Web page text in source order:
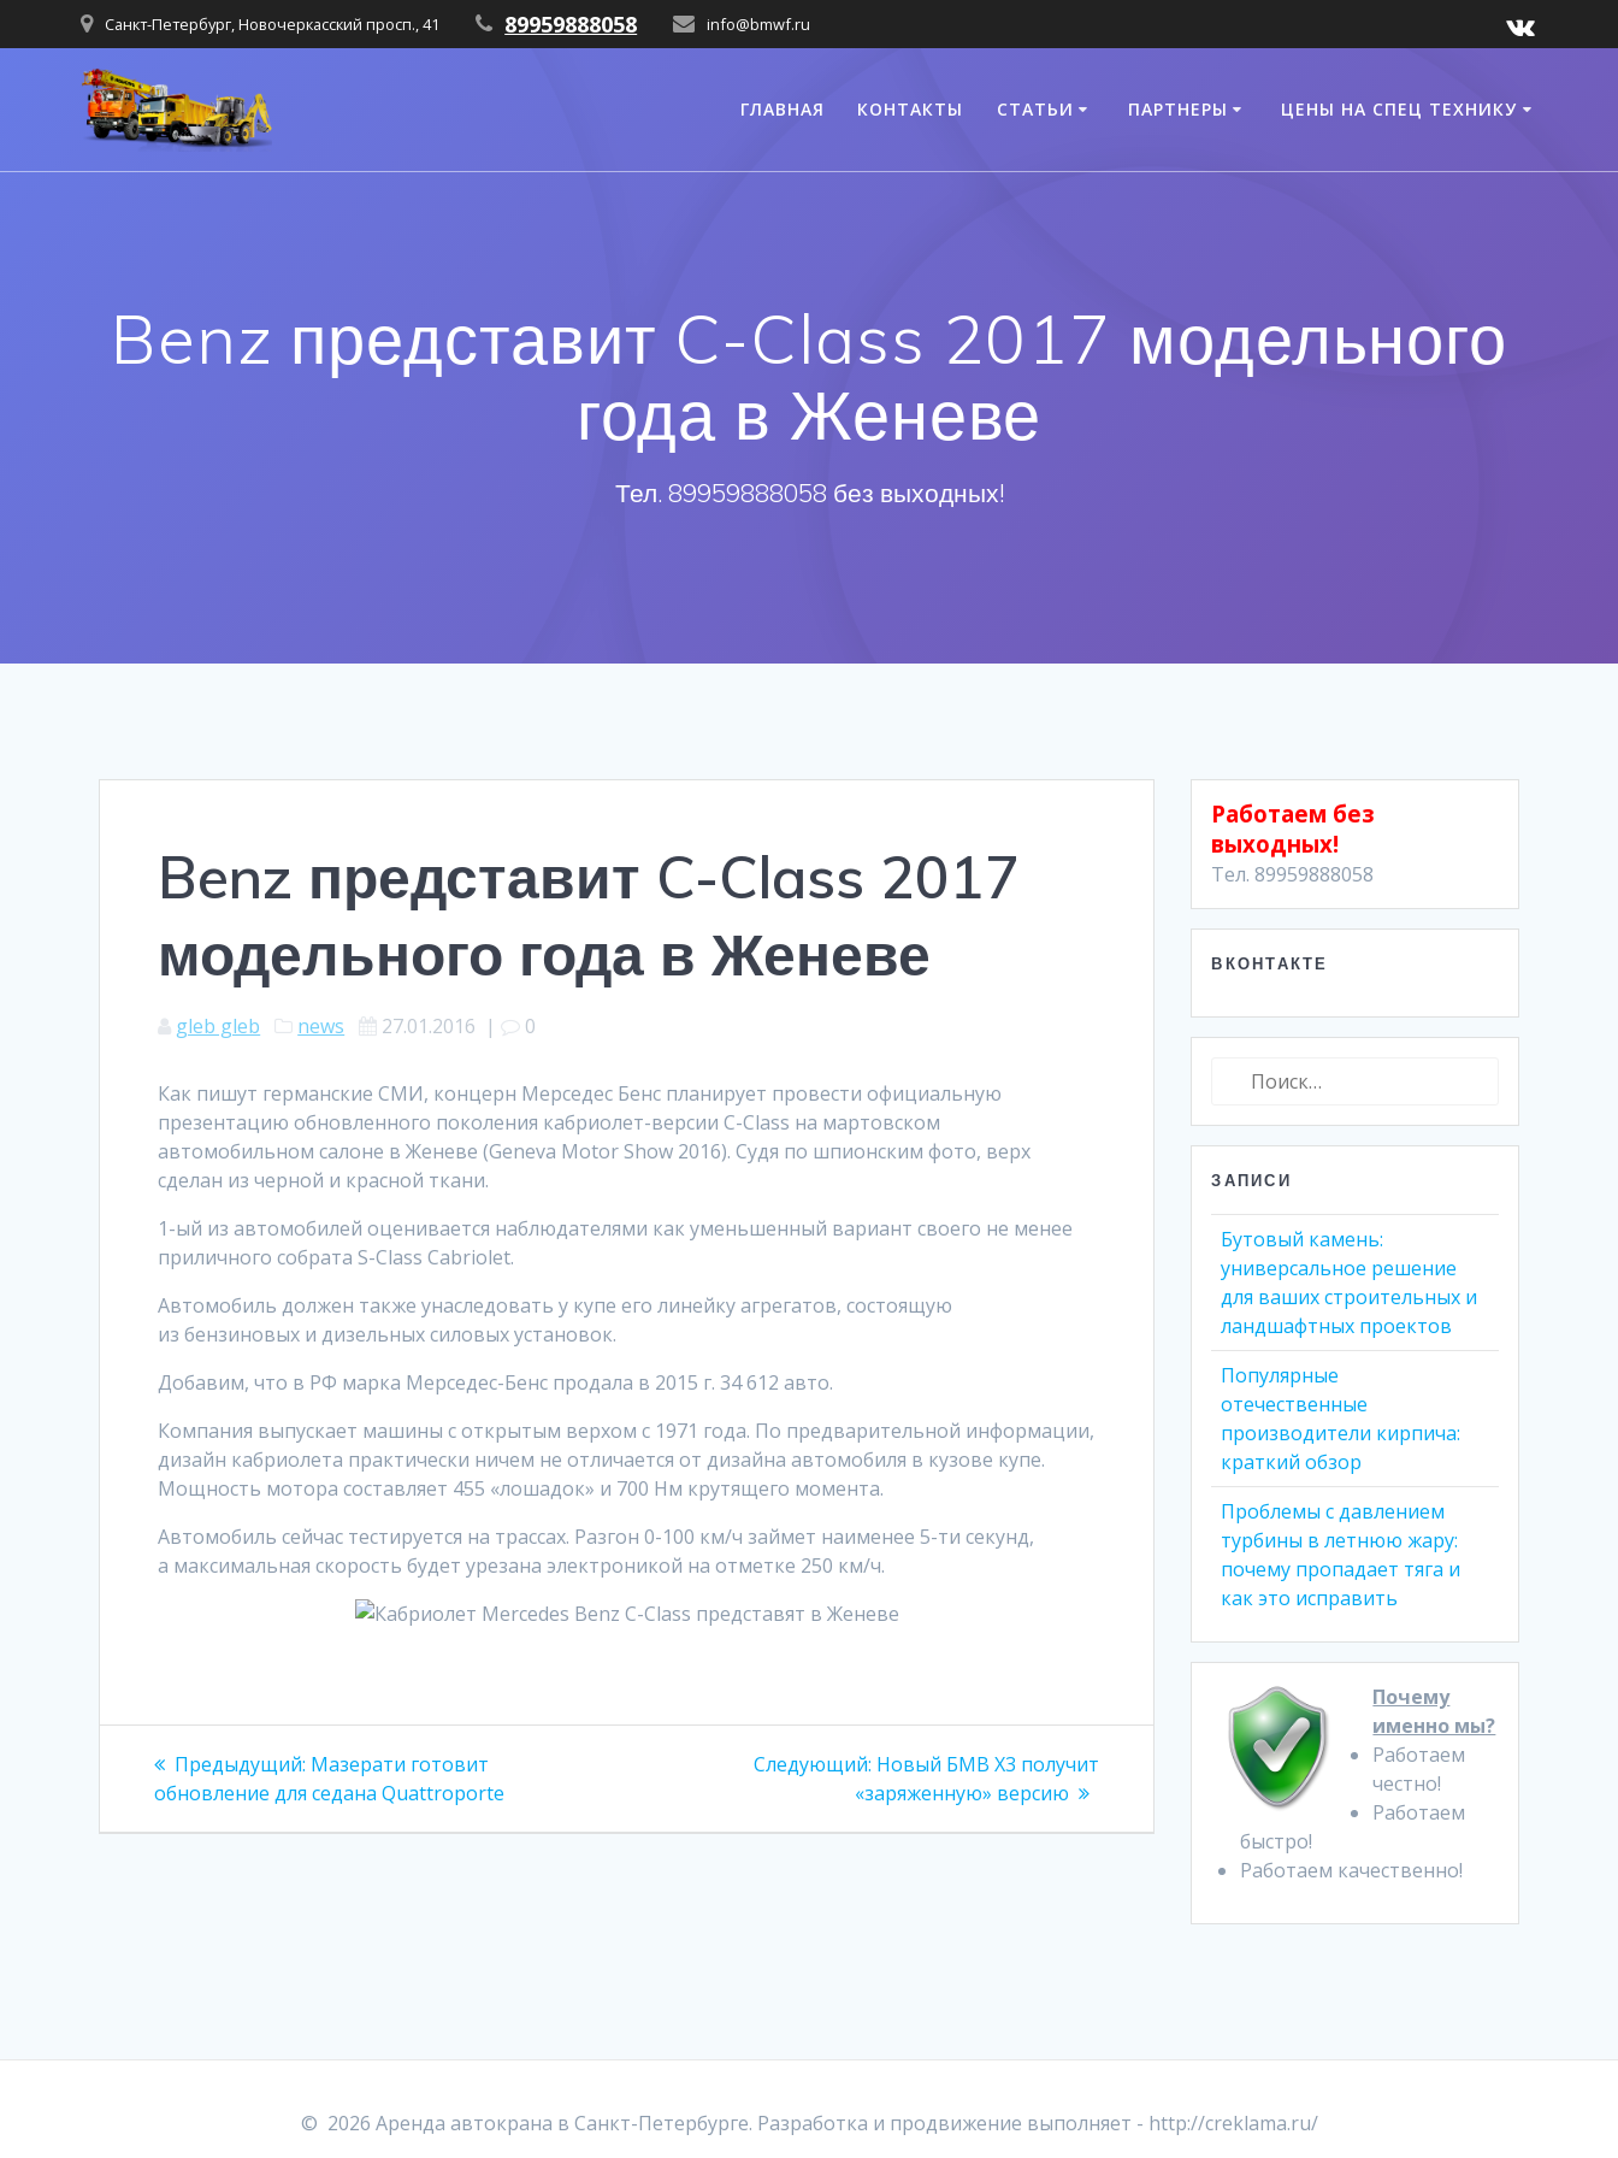
Санкт-Петербург, Новочеркасский просп., 41 89959888058 info@bmwf.ru
ГЛАВНАЯ КОНТАКТЫ СТАТЬИ ПАРТНЕРЫ ЦЕНЫ НА СПЕЦ ТЕХНИКУ
Benz представит C-Class 2017 модельного
года в Женеве
Тел. 89959888058 без выходных!
Benz представит C-Class 2017
модельного года в Женеве
gleb gleb news 27.01.2016 | 0
Как пишут германские СМИ, концерн Мерседес Бенс планирует провести официальную
презентацию обновленного поколения кабриолет-версии C-Class на мартовском
автомобильном салоне в Женеве (Geneva Motor Show 2016). Судя по шпионским фото, верх
сделан из черной и красной ткани.
1-ый из автомобилей оценивается наблюдателями как уменьшенный вариант своего не менее
приличного собрата S-Class Cabriolet.
Автомобиль должен также унаследовать у купе его линейку агрегатов, состоящую
из бензиновых и дизельных силовых установок.
Добавим, что в РФ марка Мерседес-Бенс продала в 2015 г. 34 612 авто.
Компания выпускает машины с открытым верхом с 1971 года. По предварительной информации,
дизайн кабриолета практически ничем не отличается от дизайна автомобиля в кузове купе.
Мощность мотора составляет 455 «лошадок» и 700 Нм крутящего момента.
Автомобиль сейчас тестируется на трассах. Разгон 0-100 км/ч займет наименее 5-ти секунд,
а максимальная скорость будет урезана электроникой на отметке 250 км/ч.
Навигация
по
Предыдущий: Предыдущая
запись:
Мазерати готовит
обновление для седана Quattroporte
Следующий: Следующая
запись:
Новый БМВ X3 получит
«заряженную» версию
Работаем без
выходных!
Тел. 89959888058
ВКОНТАКТЕ
Найти:
ЗАПИСИ
Бутовый камень:
универсальное решение
для ваших строительных и
ландшафтных проектов
Популярные
отечественные
производители кирпича:
краткий обзор
Проблемы с давлением
турбины в летнюю жару:
почему пропадает тяга и
как это исправить
Почему
именно мы?
Работаем
честно!
Работаем
быстро!
Работаем качественно!
© 2026 Аренда автокрана в Санкт-Петербурге. Разработка и продвижение выполняет - http://creklama.ru/